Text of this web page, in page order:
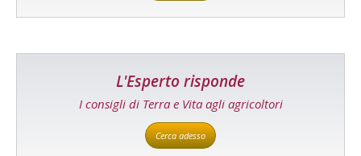
L'Esperto risponde
I consigli di Terra e Vita agli agricoltori
Cerca adesso